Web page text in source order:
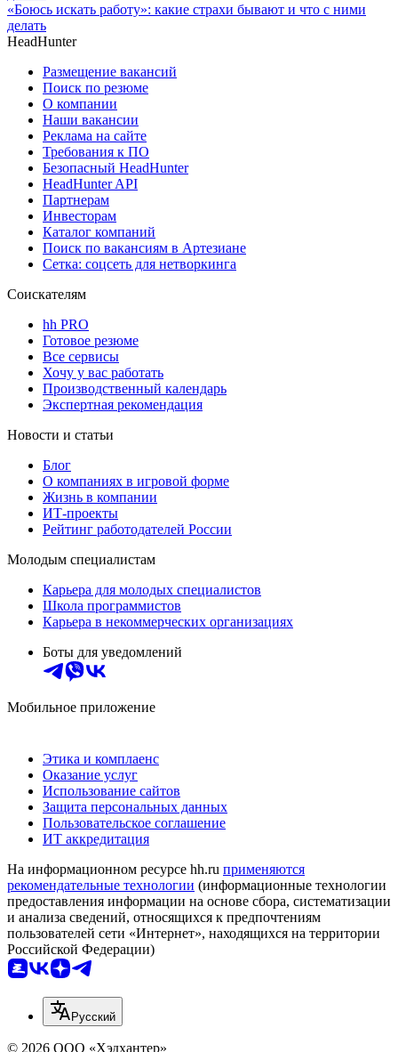
«Боюсь искать работу»: какие страхи бывают и что с ними
делать
HeadHunter
Размещение вакансий
Поиск по резюме
О компании
Наши вакансии
Реклама на сайте
Требования к ПО
Безопасный HeadHunter
HeadHunter API
Партнерам
Инвесторам
Каталог компаний
Поиск по вакансиям в Артезиане
Сетка: соцсеть для нетворкинга
Соискателям
hh PRO
Готовое резюме
Все сервисы
Хочу у вас работать
Производственный календарь
Экспертная рекомендация
Новости и статьи
Блог
О компаниях в игровой форме
Жизнь в компании
ИТ-проекты
Рейтинг работодателей России
Молодым специалистам
Карьера для молодых специалистов
Школа программистов
Карьера в некоммерческих организациях
Боты для уведомлений
Мобильное приложение
Этика и комплаенс
Оказание услуг
Использование сайтов
Защита персональных данных
Пользовательское соглашение
ИТ аккредитация
На информационном ресурсе hh.ru применяются
рекомендательные технологии (информационные технологии
предоставления информации на основе сбора, систематизации
и анализа сведений, относящихся к предпочтениям
пользователей сети «Интернет», находящихся на территории
Российской Федерации)
Русский
© 2026 ООО «Хэдхантер»